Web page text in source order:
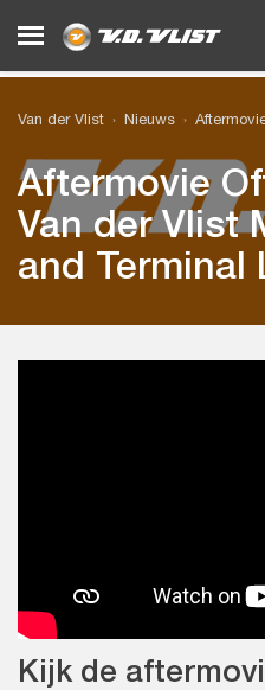
Van der Vlist Nieuws Aftermovie
Aftermovie
Van der Vlist
and Terminal
Kijk de